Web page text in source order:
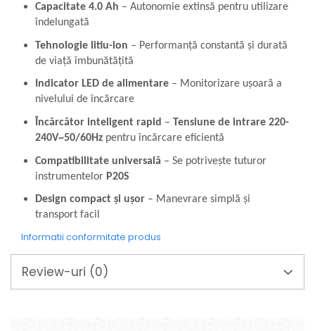
Accesorii pentru polizor
Compresoare aer
Fierastrau sabie
Fierăstrău circular
Flexuri
Mixere mortar
Motoare electrice
Pistoale de bătut cuie
Polizoare
Testere electrice
Unelte multifuncționale
Vibratoare pentru beton
Scule manuale
Aparate de Tăiat Gresie
Briceag multifuncțional
Capacitate 4.0 Ah – Autonomie extinsă pentru utilizare
îndelungată
Tehnologie litiu-ion – Performanță constantă și durată
de viață îmbunătățită
Indicator LED de alimentare – Monitorizare ușoară a
nivelului de încărcare
Încărcător inteligent rapid – Tensiune de intrare 220-
240V~50/60Hz pentru încărcare eficientă
Compatibilitate universală – Se potrivește tuturor
instrumentelor P20S
Design compact și ușor – Manevrare simplă și
transport facil
Informatii conformitate produs
Review-uri (0)